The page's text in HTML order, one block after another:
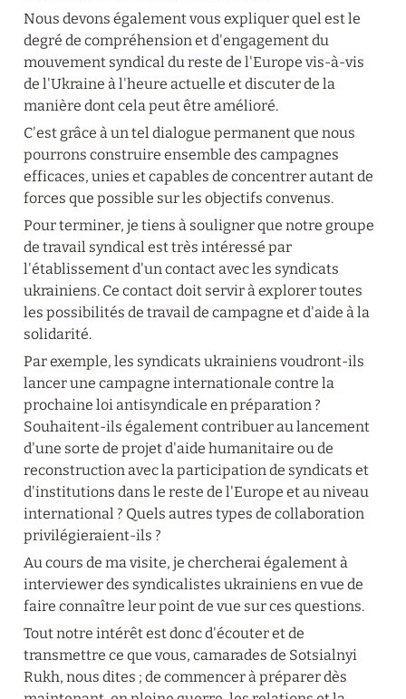
Nous devons également vous expliquer quel est le
degré de compréhension et d'engagement du
mouvement syndical du reste de l'Europe vis-à-vis
de l'Ukraine à l'heure actuelle et discuter de la
manière dont cela peut être amélioré.
C'est grâce à un tel dialogue permanent que nous
pourrons construire ensemble des campagnes
efficaces, unies et capables de concentrer autant de
forces que possible sur les objectifs convenus.
Pour terminer, je tiens à souligner que notre groupe
de travail syndical est très intéressé par
l'établissement d'un contact avec les syndicats
ukrainiens. Ce contact doit servir à explorer toutes
les possibilités de travail de campagne et d'aide à la
solidarité.
Par exemple, les syndicats ukrainiens voudront-ils
lancer une campagne internationale contre la
prochaine loi antisyndicale en préparation ?
Souhaitent-ils également contribuer au lancement
d'une sorte de projet d'aide humanitaire ou de
reconstruction avec la participation de syndicats et
d'institutions dans le reste de l'Europe et au niveau
international ? Quels autres types de collaboration
privilégieraient-ils ?
Au cours de ma visite, je chercherai également à
interviewer des syndicalistes ukrainiens en vue de
faire connaître leur point de vue sur ces questions.
Tout notre intérêt est donc d'écouter et de
transmettre ce que vous, camarades de Sotsialnyi
Rukh, nous dites ; de commencer à préparer dès